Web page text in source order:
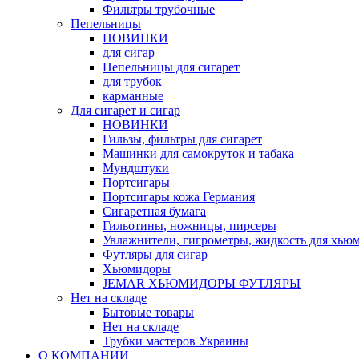
Фильтры трубочные
Пепельницы
НОВИНКИ
для сигар
Пепельницы для сигарет
для трубок
карманные
Для сигарет и сигар
НОВИНКИ
Гильзы, фильтры для сигарет
Машинки для самокруток и табака
Мундштуки
Портсигары
Портсигары кожа Германия
Сигаретная бумага
Гильотины, ножницы, пирсеры
Увлажнители, гигрометры, жидкость для
Футляры для сигар
Хьюмидоры
JEMAR ХЬЮМИДОРЫ ФУТЛЯРЫ
Нет на складе
Бытовые товары
Нет на складе
Трубки мастеров Украины
О КОМПАНИИ